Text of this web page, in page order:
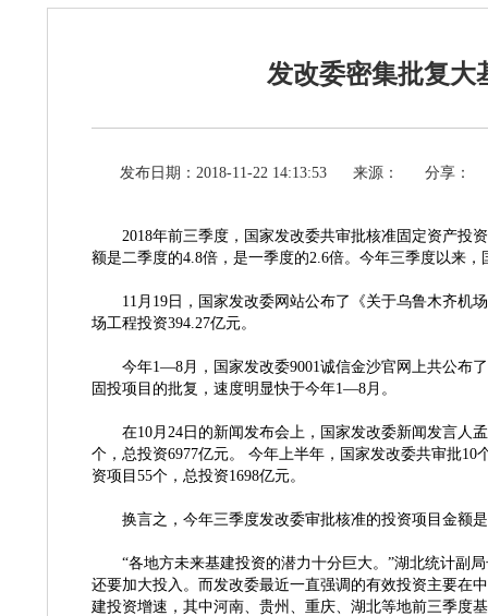
发改委密集批复大
发布日期：2018-11-22 14:13:53 来源： 分享：
2018年前三季度，国家发改委共审批核准固定资产投
额是二季度的4.8倍，是一季度的2.6倍。今年三季度以来
11月19日，国家发改委网站公布了《关于乌鲁木齐机
场工程投资394.27亿元。
今年1—8月，国家发改委9001诚信金沙官网上共公布
固投项目的批复，速度明显快于今年1—8月。
在10月24日的新闻发布会上，国家发改委新闻发言人
个，总投资6977亿元。 今年上半年，国家发改委共审批
资项目55个，总投资1698亿元。
换言之，今年三季度发改委审批核准的投资项目金额
“各地方未来基建投资的潜力十分巨大。”湖北统计副
还要加大投入。而发改委最近一直强调的有效投资主要在
建投资增速，其中河南、贵州、重庆、湖北等地前三季度